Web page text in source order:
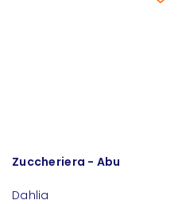
Zuccheriera - Abu
Dahlia